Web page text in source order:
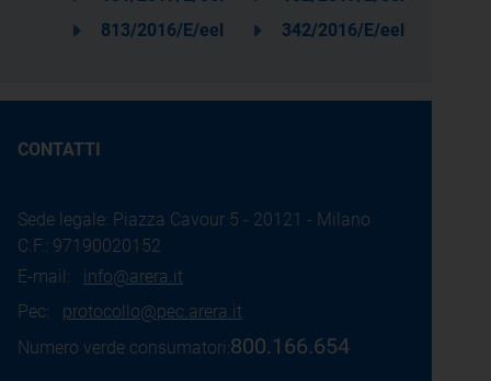
813/2016/E/eel
342/2016/E/eel
CONTATTI
Sede legale: Piazza Cavour 5 - 20121 - Milano
C.F.: 97190020152
E-mail: info@arera.it
Pec: protocollo@pec.arera.it
Numero verde consumatori:800.166.654